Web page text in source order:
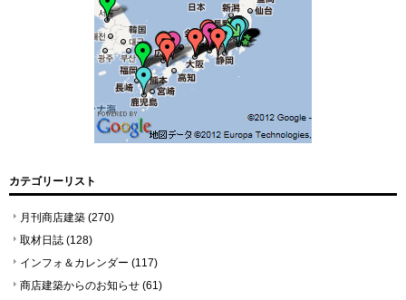
カテゴリーリスト
月刊商店建築 (270)
取材日誌 (128)
インフォ＆カレンダー (117)
商店建築からのお知らせ (61)